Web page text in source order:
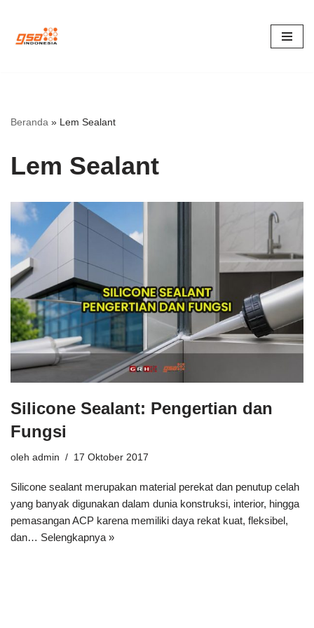
Lompat
Beranda » Lem Sealant
Lem Sealant
Silicone Sealant: Pengertian dan
Fungsi
oleh admin 17 Oktober 2017
Silicone sealant merupakan material perekat dan penutup celah
yang banyak digunakan dalam dunia konstruksi, interior, hingga
pemasangan ACP karena memiliki daya rekat kuat, fleksibel,
dan… Selengkapnya »